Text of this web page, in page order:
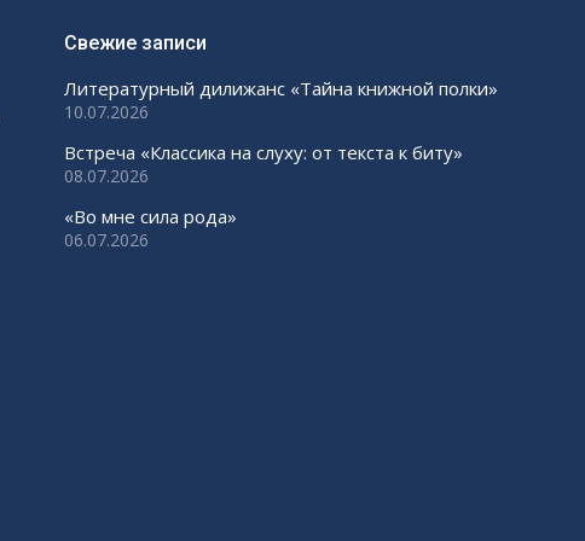
Свежие записи
Литературный дилижанс «Тайна книжной полки»
10.07.2026
Встреча «Классика на слуху: от текста к биту»
08.07.2026
«Во мне сила рода»
06.07.2026